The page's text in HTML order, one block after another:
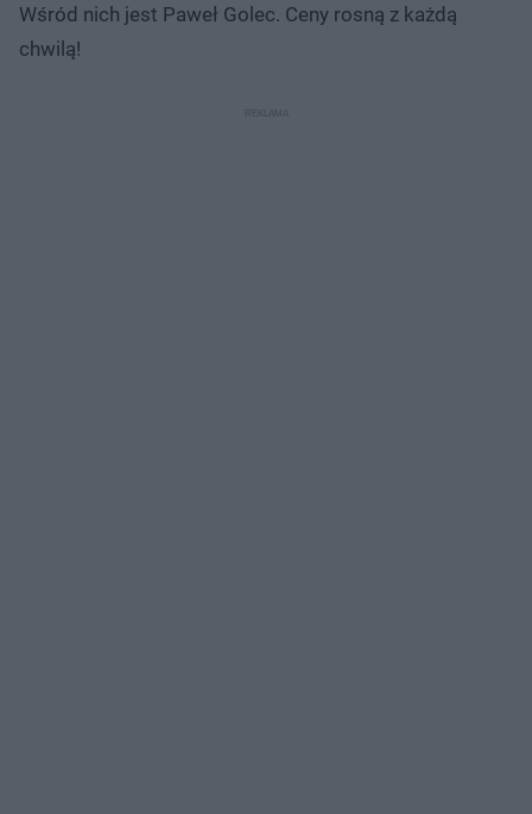
Wśród nich jest Paweł Golec. Ceny rosną z każdą
chwilą!